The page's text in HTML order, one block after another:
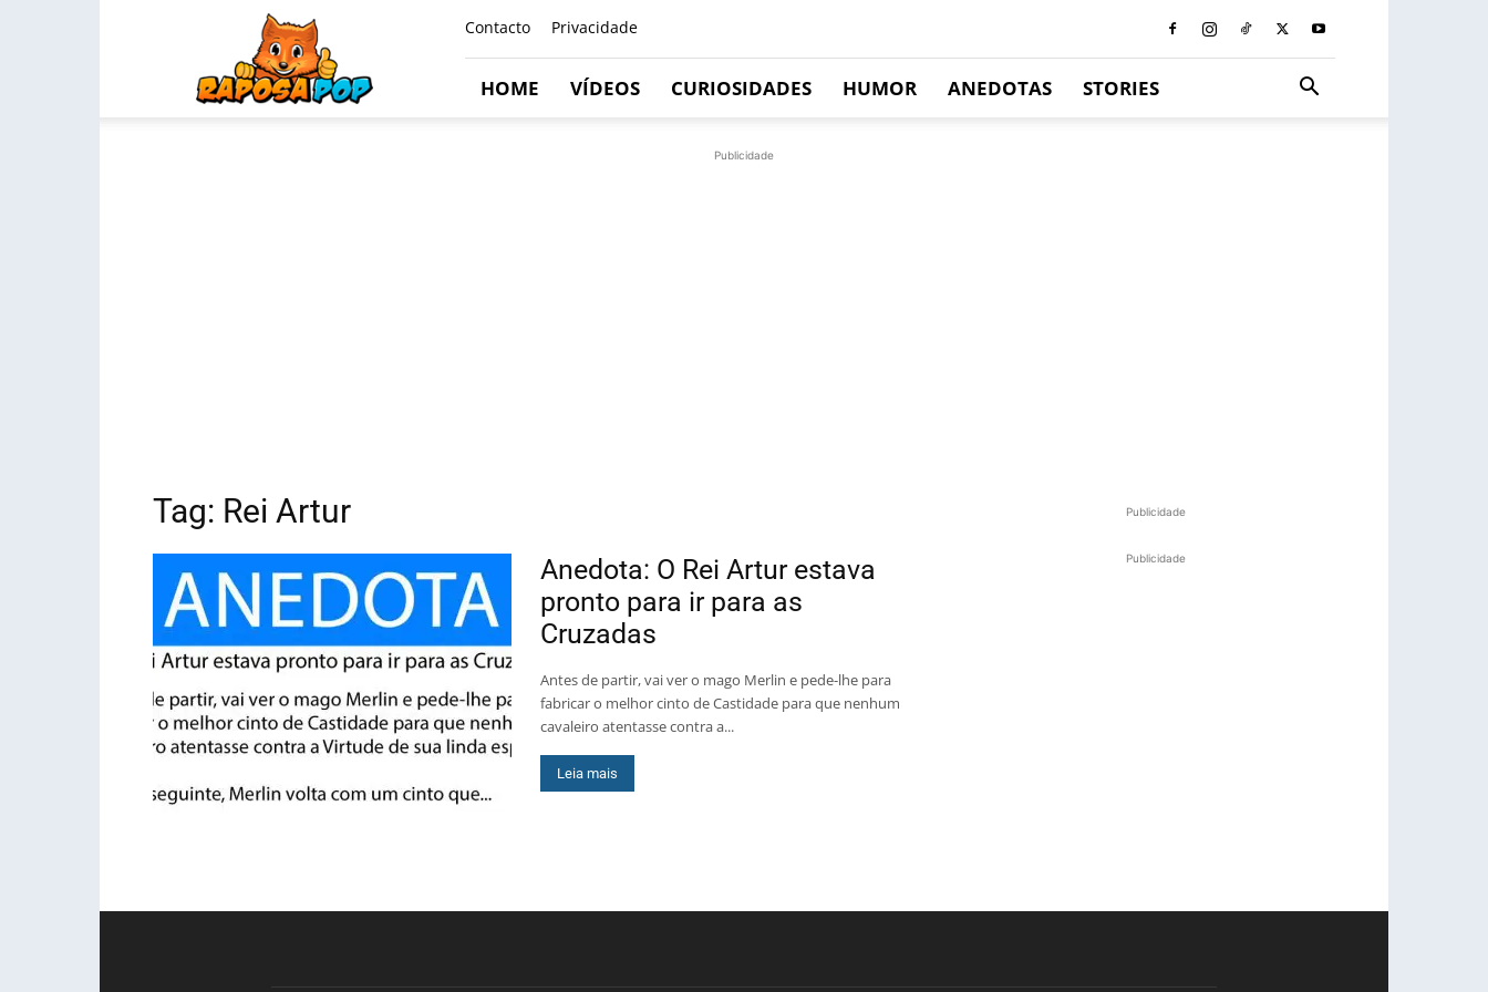
Contacto Privacidade
HOME VÍDEOS CURIOSIDADES HUMOR ANEDOTAS STORIES
Publicidade
Tag: Rei Artur
Anedota: O Rei Artur estava
pronto para ir para as
Cruzadas
Antes de partir, vai ver o mago Merlin e pede-lhe para
fabricar o melhor cinto de Castidade para que nenhum
cavaleiro atentasse contra a...
Leia mais
Publicidade
Publicidade